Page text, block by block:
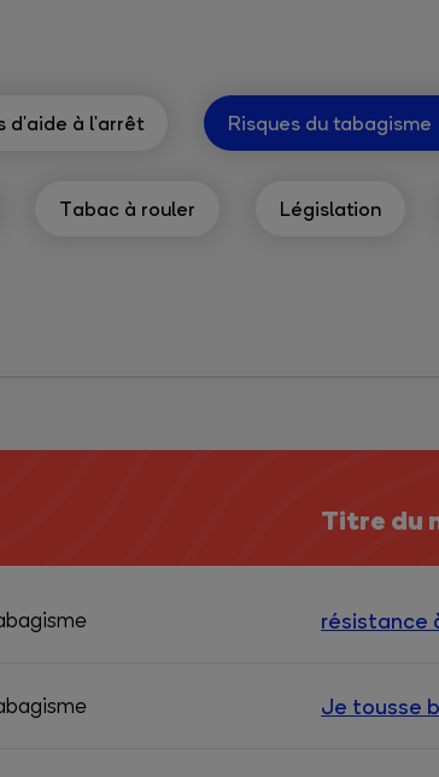
d'aide à l'arrêt Risques du tabagisme
Tabac à rouler Législation
Titre du
résistance
Je tousse